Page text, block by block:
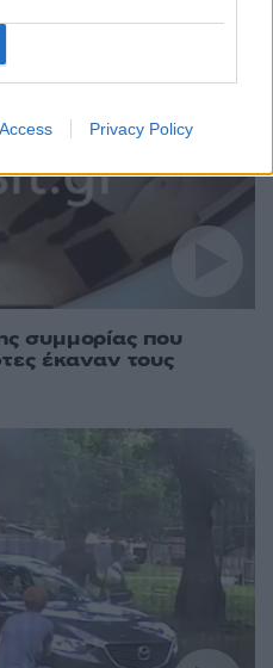
Privacy Policy
συμμορίας που
έκαναν τους